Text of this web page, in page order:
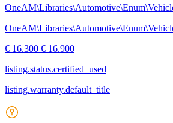
€ 16.300 € 16.900
listing.status.certified_used
listing.warranty.default_title